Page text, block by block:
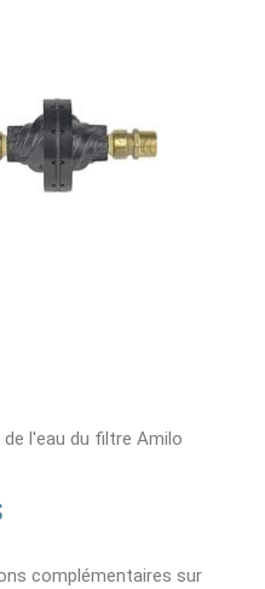
l'eau du filtre Amilo
complémentaires sur